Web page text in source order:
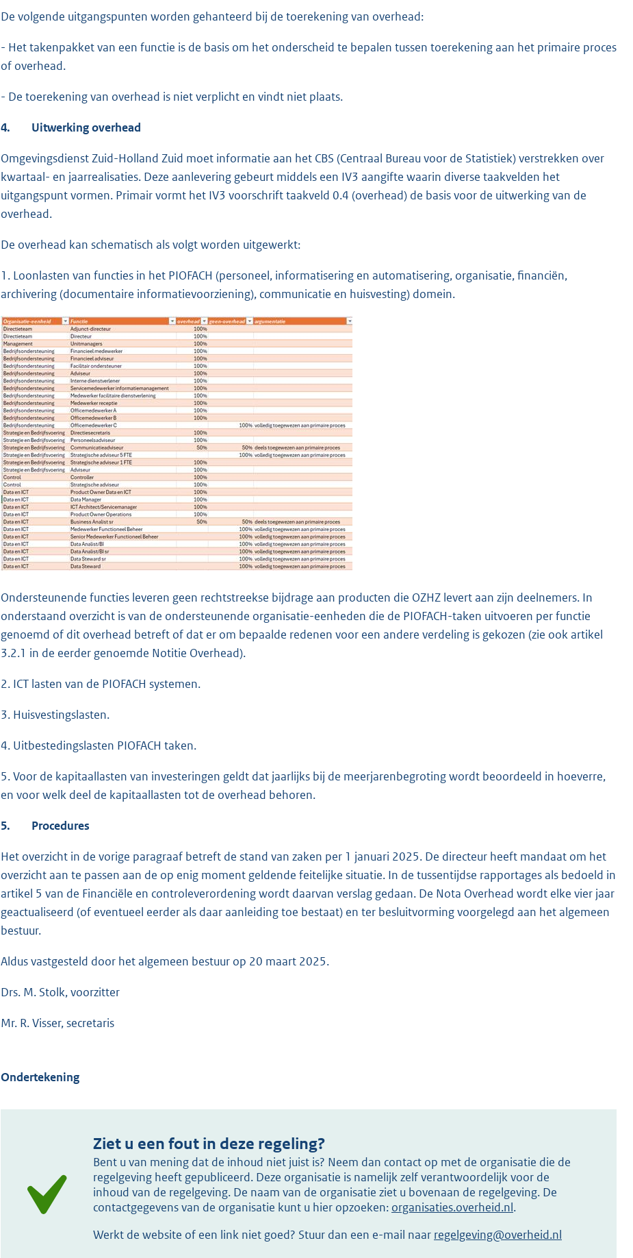
De volgende uitgangspunten worden gehanteerd bij de toerekening van overhead:
- Het takenpakket van een functie is de basis om het onderscheid te bepalen tussen toerekening aan het primaire proces
of overhead.
- De toerekening van overhead is niet verplicht en vindt niet plaats.
4. Uitwerking overhead
Omgevingsdienst Zuid-Holland Zuid moet informatie aan het CBS (Centraal Bureau voor de Statistiek) verstrekken over
kwartaal- en jaarrealisaties. Deze aanlevering gebeurt middels een IV3 aangifte waarin diverse taakvelden het
uitgangspunt vormen. Primair vormt het IV3 voorschrift taakveld 0.4 (overhead) de basis voor de uitwerking van de
overhead.
De overhead kan schematisch als volgt worden uitgewerkt:
1. Loonlasten van functies in het PIOFACH (personeel, informatisering en automatisering, organisatie, financiën,
archivering (documentaire informatievoorziening), communicatie en huisvesting) domein.
Ondersteunende functies leveren geen rechtstreekse bijdrage aan producten die OZHZ levert aan zijn deelnemers. In
onderstaand overzicht is van de ondersteunende organisatie-eenheden die de PIOFACH-taken uitvoeren per functie
genoemd of dit overhead betreft of dat er om bepaalde redenen voor een andere verdeling is gekozen (zie ook artikel
3.2.1 in de eerder genoemde Notitie Overhead).
2. ICT lasten van de PIOFACH systemen.
3. Huisvestingslasten.
4. Uitbestedingslasten PIOFACH taken.
5. Voor de kapitaallasten van investeringen geldt dat jaarlijks bij de meerjarenbegroting wordt beoordeeld in hoeverre,
en voor welk deel de kapitaallasten tot de overhead behoren.
5. Procedures
Het overzicht in de vorige paragraaf betreft de stand van zaken per 1 januari 2025. De directeur heeft mandaat om het
overzicht aan te passen aan de op enig moment geldende feitelijke situatie. In de tussentijdse rapportages als bedoeld in
artikel 5 van de Financiële en controleverordening wordt daarvan verslag gedaan. De Nota Overhead wordt elke vier jaar
geactualiseerd (of eventueel eerder als daar aanleiding toe bestaat) en ter besluitvorming voorgelegd aan het algemeen
bestuur.
Aldus vastgesteld door het algemeen bestuur op 20 maart 2025.
Drs. M. Stolk, voorzitter
Mr. R. Visser, secretaris
Ondertekening
Ziet u een fout in deze regeling?
Bent u van mening dat de inhoud niet juist is? Neem dan contact op met de organisatie die de
regelgeving heeft gepubliceerd. Deze organisatie is namelijk zelf verantwoordelijk voor de
inhoud van de regelgeving. De naam van de organisatie ziet u bovenaan de regelgeving. De
contactgegevens van de organisatie kunt u hier opzoeken: organisaties.overheid.nl.
Werkt de website of een link niet goed? Stuur dan een e-mail naar regelgeving@overheid.nl